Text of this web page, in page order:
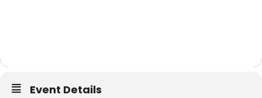
Event Details